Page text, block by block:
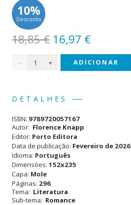
10%
Desconto
18,85€ O
preço
original
18,85 €.
16,97 €O
preço
atual
Quantidade
ADICIONAR
DETALHES
ISBN: 9789720057167
Autor: Florence Knapp
Editor: Porto Editora
Data de publicação: Fevereiro de 2026
Idioma: Português
Dimensões: 152x235
Capa: Mole
Páginas: 296
Tema: Literatura
Sub-tema: Romance